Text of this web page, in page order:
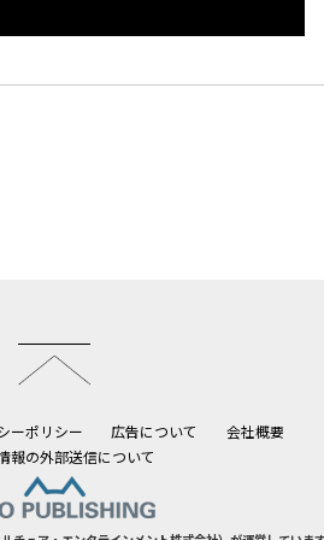
ーポリシー 広告について
会社概要
報の外部送信について